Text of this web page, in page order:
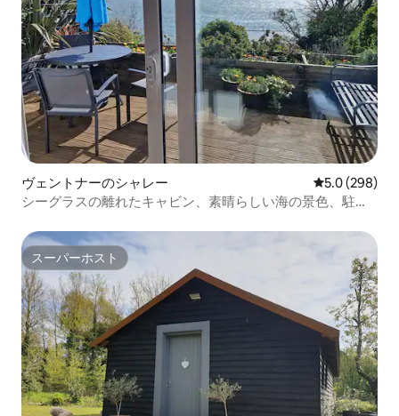
ヴェントナーのシャレー レビュー298
5.0 (298)
シーグラスの離れたキャビン、素晴らしい海の景色、駐車
スーパーホスト
スーパーホスト